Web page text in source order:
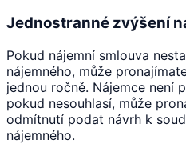
Jednostranné zvýšení
Pokud nájemní smlouva
nájemného, může
jednou ročně. Nájemce není
pokud nesouhlasí, může
odmítnutí podat návrh k
nájemného.